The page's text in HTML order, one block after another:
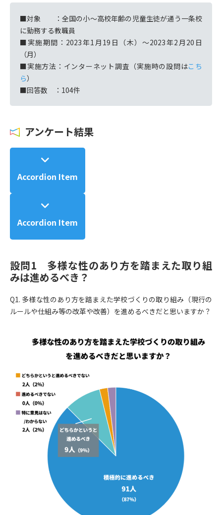
■対象 ：全国の小〜高校年齢の児童生徒が通う一条校
に勤務する教職員
■実施期間：2023年1月19日（木）〜2023年2月20日
（月）
■実施方法：インターネット調査（実施時の設問はこち
ら）
■回答数 ：104件
アンケート結果
Accordion Item
Accordion Item
設問1 多様な性のあり方を踏まえた取り組
みは進めるべき？
Q1. 多様な性のあり方を踏まえた学校づくりの取り組み（現行の
ルールや仕組み等の改革や改善）を進めるべきだと思いますか？